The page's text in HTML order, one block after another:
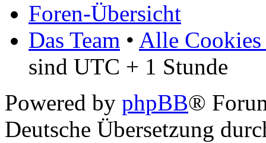
Foren-Übersicht
Das Team • Alle Cookies
sind UTC + 1 Stunde
Powered by phpBB®
Deutsche Übersetzung